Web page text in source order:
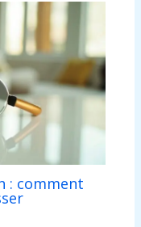
: comment